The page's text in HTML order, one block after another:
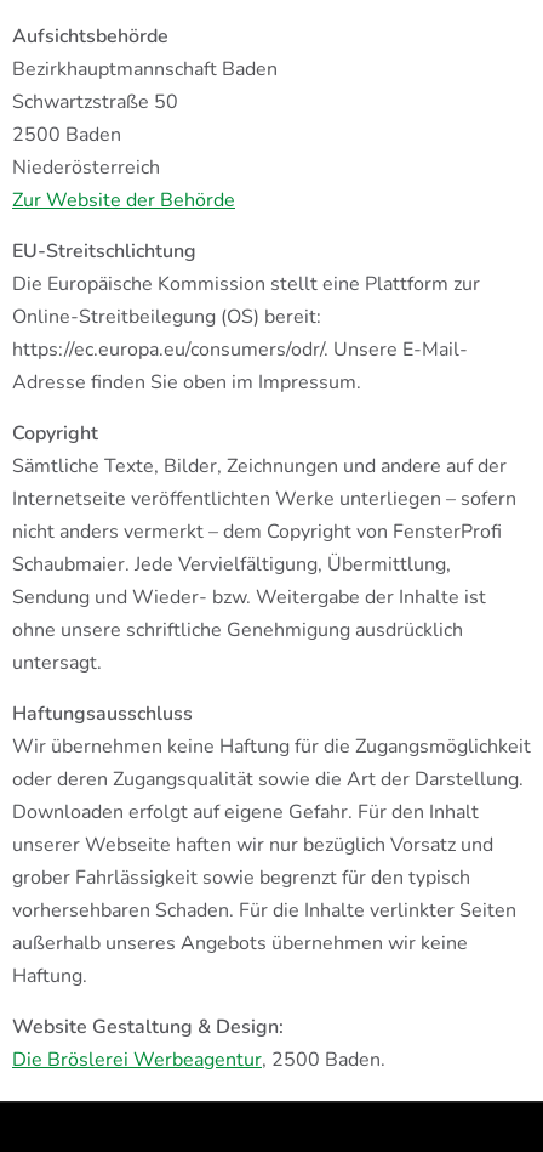
Aufsichtsbehörde
Bezirkhauptmannschaft Baden
Schwartzstraße 50
2500 Baden
Niederösterreich
Zur Website der Behörde
EU-Streitschlichtung
Die Europäische Kommission stellt eine Plattform zur
Online-Streitbeilegung (OS) bereit:
https://ec.europa.eu/consumers/odr/. Unsere E-Mail-
Adresse finden Sie oben im Impressum.
Copyright
Sämtliche Texte, Bilder, Zeichnungen und andere auf der
Internetseite veröffentlichten Werke unterliegen – sofern
nicht anders vermerkt – dem Copyright von FensterProfi
Schaubmaier. Jede Vervielfältigung, Übermittlung,
Sendung und Wieder- bzw. Weitergabe der Inhalte ist
ohne unsere schriftliche Genehmigung ausdrücklich
untersagt.
Haftungsausschluss
Wir übernehmen keine Haftung für die Zugangsmöglichkeit
oder deren Zugangsqualität sowie die Art der Darstellung.
Downloaden erfolgt auf eigene Gefahr. Für den Inhalt
unserer Webseite haften wir nur bezüglich Vorsatz und
grober Fahrlässigkeit sowie begrenzt für den typisch
vorhersehbaren Schaden. Für die Inhalte verlinkter Seiten
außerhalb unseres Angebots übernehmen wir keine
Haftung.
Website Gestaltung & Design:
Die Bröslerei Werbeagentur, 2500 Baden.